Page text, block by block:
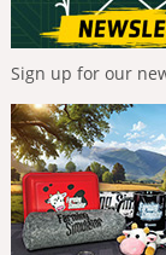
Sign up for our